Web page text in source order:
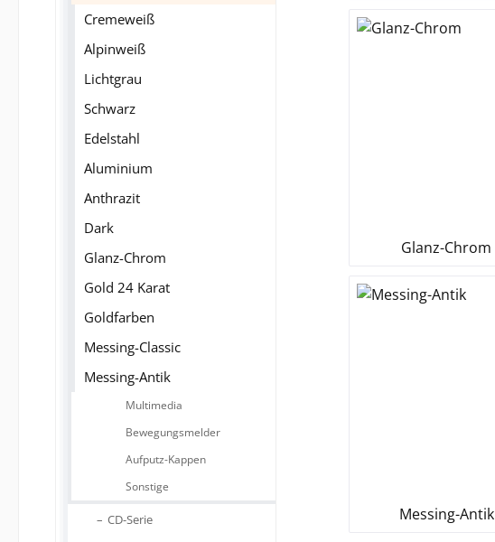
Cremeweiß
Alpinweiß
Lichtgrau
Schwarz
Edelstahl
Aluminium
Anthrazit
Dark
Glanz-Chrom
Gold 24 Karat
Goldfarben
Messing-Classic
Messing-Antik
Multimedia
Bewegungsmelder
Aufputz-Kappen
Sonstige
CD-Serie
Glanz-Chrom
Messing-Antik